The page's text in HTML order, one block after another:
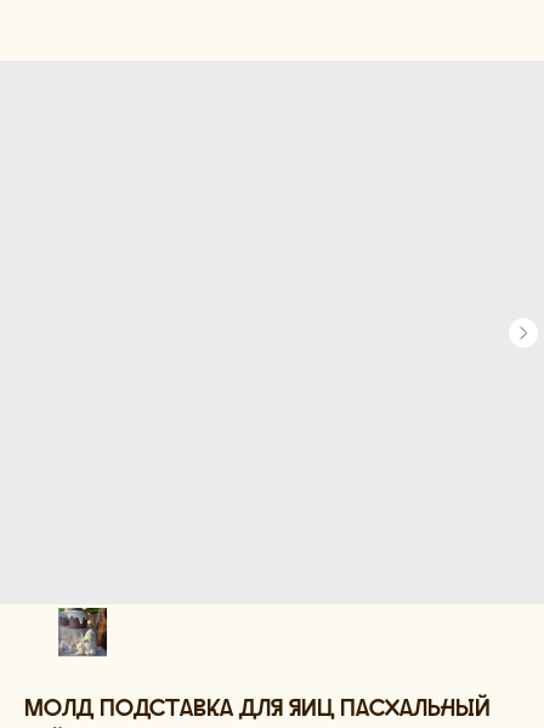
Молд подставка для яиц пасхальный